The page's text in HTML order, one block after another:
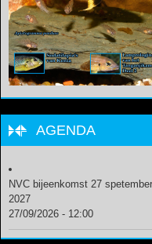
AGENDA
NVC bijeenkomst 27 spetember
2027
27/09/2026 - 12:00